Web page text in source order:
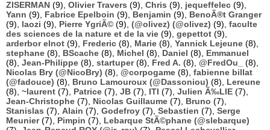
ZISERMAN (9), Olivier Travers (9), Chris (9), jequeffelec (9),
Yann (9), Fabrice Epelboin (9), Benjamin (9), BenoÃ®t Granger
(9), laozi (9), Pierre YgriÃ© (9), (@olivez) (@olivez) (9), faculte
des sciences de la nature et de la vie (9), gepettot (9),
arderbor elnot (9), Frederic (8), Marie (8), Yannick Lejeune (8),
stephane (8), BScache (8), Michel (8), Daniel (8), Emmanuel
(8), Jean-Philippe (8), startuper(8), Fred A. (8), @FredOu_
(8),
Nicolas Bry (@NicoBry) (8), @corpogame (8), fabienne billat
(@fadouce) (8), Bruno Lamouroux (@Dassoniou) (8), Lereune
(8), ~laurent (7), Patrice (7), JB (7), ITI (7), Julien Ã‰LIE (7),
Jean-Christophe (7), Nicolas Guillaume (7), Bruno (7),
Stanislas (7), Alain (7), Godefroy (7), Sebastien (7), Serge
Meunier(7), Pimpin (7), Lebarque StÃ©phane (@slebarque)